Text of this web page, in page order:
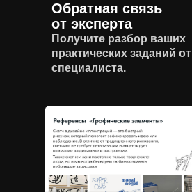
Обратная связь
от эксперта
Получите разбор ваших
практических заданий
специалиста.